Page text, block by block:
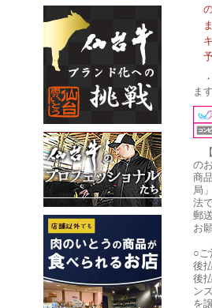
ま
の
商
局
法
郵
お
○ご
後
後
ン
を